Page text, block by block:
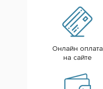
Онлайн оплата
на сайте